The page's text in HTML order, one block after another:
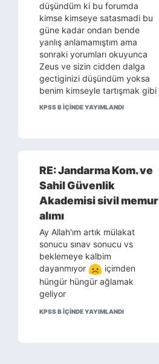
düşündüm ki bu forumda
kimse kimseye satasmadi bu
güne kadar ondan bende
yanlış anlamamıştım ama
sonraki yorumları okuyunca
Zeus ve sizin cidden dalga
gectiginizi düşündüm yoksa
benim kimseyle tartışmak gibi
bir amacım olmaz hayatta
k.bakmayin yanlış anladiysak
KPSS B IÇINDE YAYIMLANDI
RE: Jandarma Kom. ve
Sahil Güvenlik
Akademisi sivil memur
alımı
Ay Allah'ım artık mülakat
sonucu sınav sonucu vs
beklemeye kalbim
dayanmıyor
içimden
hüngür hüngür ağlamak
geliyor
KPSS B IÇINDE YAYIMLANDI